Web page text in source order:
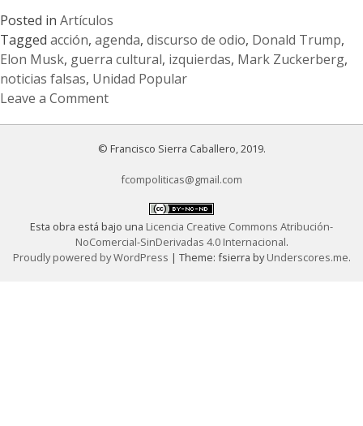
Posted in Artículos
Tagged acción, agenda, discurso de odio, Donald Trump,
Elon Musk, guerra cultural, izquierdas, Mark Zuckerberg,
noticias falsas, Unidad Popular
Leave a Comment
agenda
para
© Francisco Sierra Caballero, 2019.
fcompoliticas@gmail.com
Esta obra está bajo una Licencia Creative Commons Atribución-
NoComercial-SinDerivadas 4.0 Internacional.
Proudly powered by WordPress | Theme: fsierra byUnderscores.me.